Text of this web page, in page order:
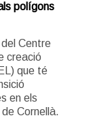
polígons
Centre
creació
que té
en els
Cornellà.